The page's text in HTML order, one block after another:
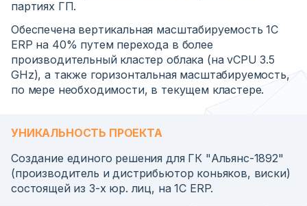
партиях ГП.
Обеспечена вертикальная масштабируемость 1C
ERP на 40% путем перехода в более
производительный кластер облака (на vCPU 3.5
GHz), а также горизонтальная масштабируемость,
по мере необходимости, в текущем кластере.
УНИКАЛЬНОСТЬ ПРОЕКТА
Создание единого решения для ГК "Альянс-1892"
(производитель и дистрибьютор коньяков, виски)
состоящей из 3-х юр. лиц, на 1С ERP.